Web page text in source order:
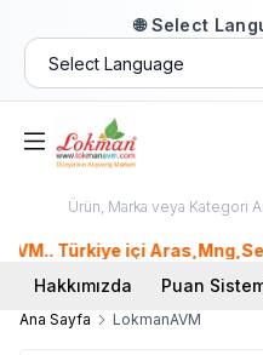
🌐 Select
Türkiye içi
Hakkımızda
Puan
Ana Sayfa LokmanAVM